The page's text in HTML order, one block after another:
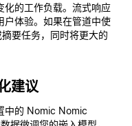
化的工作负载。流式响应
户体验。如果在管道中使
要任务，同时将更大的
建议
中的 Nomic Nomic